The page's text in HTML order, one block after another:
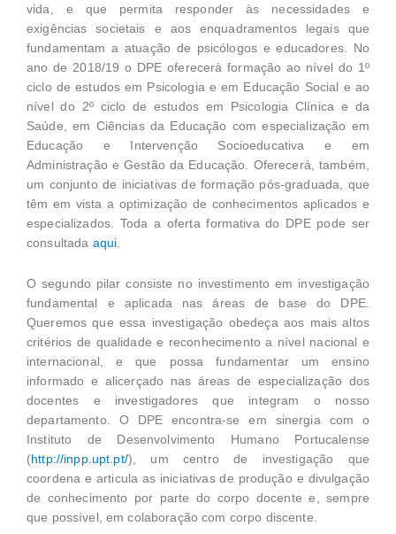
vida, e que permita responder às necessidades e
exigências societais e aos enquadramentos legais que
fundamentam a atuação de psicólogos e educadores. No
ano de 2018/19 o DPE oferecerá formação ao nível do 1º
ciclo de estudos em Psicologia e em Educação Social e ao
nível do 2º ciclo de estudos em Psicologia Clínica e da
Saúde, em Ciências da Educação com especialização em
Educação e Intervenção Socioeducativa e em
Administração e Gestão da Educação. Oferecerá, também,
um conjunto de iniciativas de formação pós-graduada, que
têm em vista a optimização de conhecimentos aplicados e
especializados. Toda a oferta formativa do DPE pode ser
consultada aqui
O segundo pilar consiste no investimento em investigação
fundamental e aplicada nas áreas de base do DPE.
Queremos que essa investigação obedeça aos mais altos
critérios de qualidade e reconhecimento a nível nacional e
internacional, e que possa fundamentar um ensino
informado e alicerçado nas áreas de especialização dos
docentes e investigadores que integram o nosso
departamento. O DPE encontra-se em sinergia com o
Instituto de Desenvolvimento Humano Portucalense
(http://inpp.upt.pt/), um centro de investigação que
coordena e articula as iniciativas de produção e divulgação
de conhecimento por parte do corpo docente e, sempre
que possível, em colaboração com corpo discente.